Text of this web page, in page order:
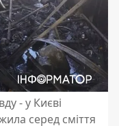
- у Києві
серед сміття